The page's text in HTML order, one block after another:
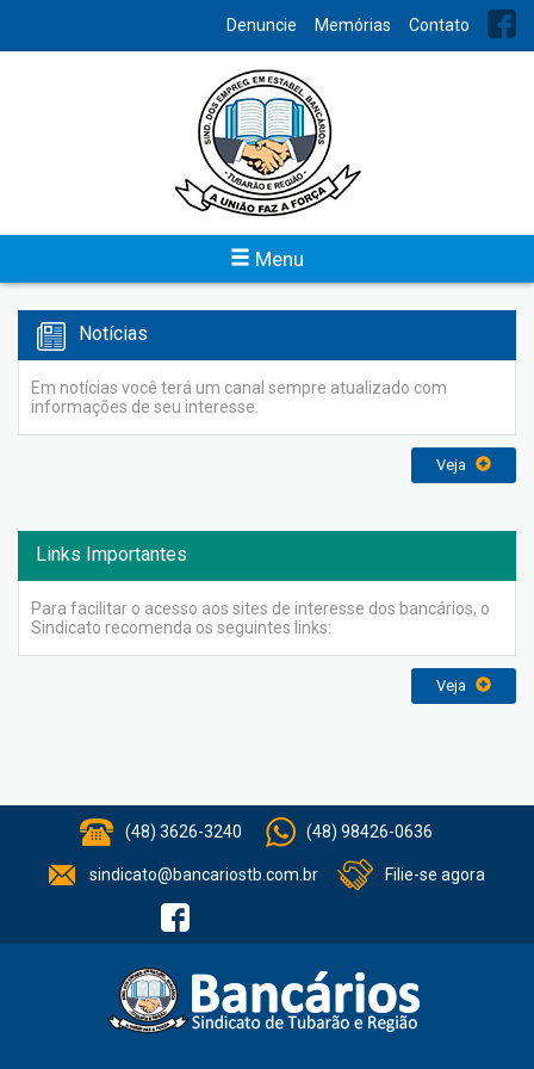
Denuncie Memórias Contato
Menu
Acordo Coletivos
No intuito de facilitar o acesso aos Acordos
Coletivos/Convenções Coletivas o Sindicato dos Bancários de
Tubarão e Região os disponibilizam por meio digital.
Notícias
Em notícias você terá um canal sempre atualizado com
informações de seu interesse.
Veja
Links Importantes
Para facilitar o acesso aos sites de interesse dos bancários, o
Sindicato recomenda os seguintes links:
Veja
(48) 3626-3240 (48) 98426-0636
sindicato@bancariostb.com.br Filie-se agora